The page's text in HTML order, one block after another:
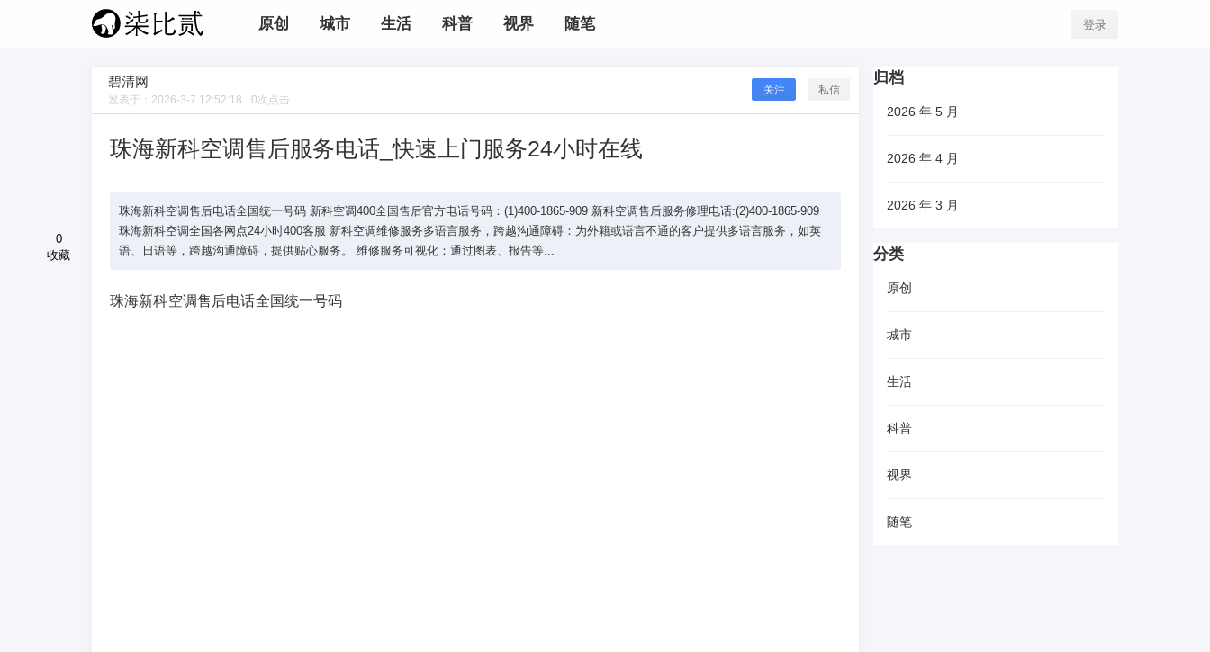
原创 城市 生活 科普 视界 随笔 登录
碧清网
发表于： 2026-3-7 12:52:18 0次点击
关注 私信
珠海新科空调售后服务电话_快速上门服务24小时在线
珠海新科空调售后电话全国统一号码 新科空调400全国售后官方电话号码：(1)400-1865-909 新科空调售后服务修理电话:(2)400-1865-909
珠海新科空调全国各网点24小时400客服 新科空调维修服务多语言服务，跨越沟通障碍：为外籍或语言不通的客户提供多语言服务，如英
语、日语等，跨越沟通障碍，提供贴心服务。 维修服务可视化：通过图表、报告等...
珠海新科空调售后电话全国统一号码
0
收藏
归档
2026 年 5 月
2026 年 4 月
2026 年 3 月
分类
原创
城市
生活
科普
视界
随笔